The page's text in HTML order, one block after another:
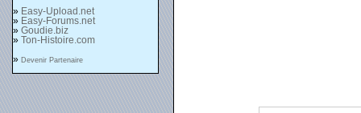
» Easy-Upload.net
» Easy-Forums.net
» Goudie.biz
» Ton-Histoire.com
» Devenir Partenaire